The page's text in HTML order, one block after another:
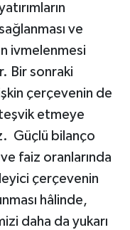
ve
ivmelenmesi
Bir sonraki
çerçevenin de
teşvik etmeye
Güçlü bilanço
faiz oranlarında
çerçevenin
hâlinde,
daha da yukarı